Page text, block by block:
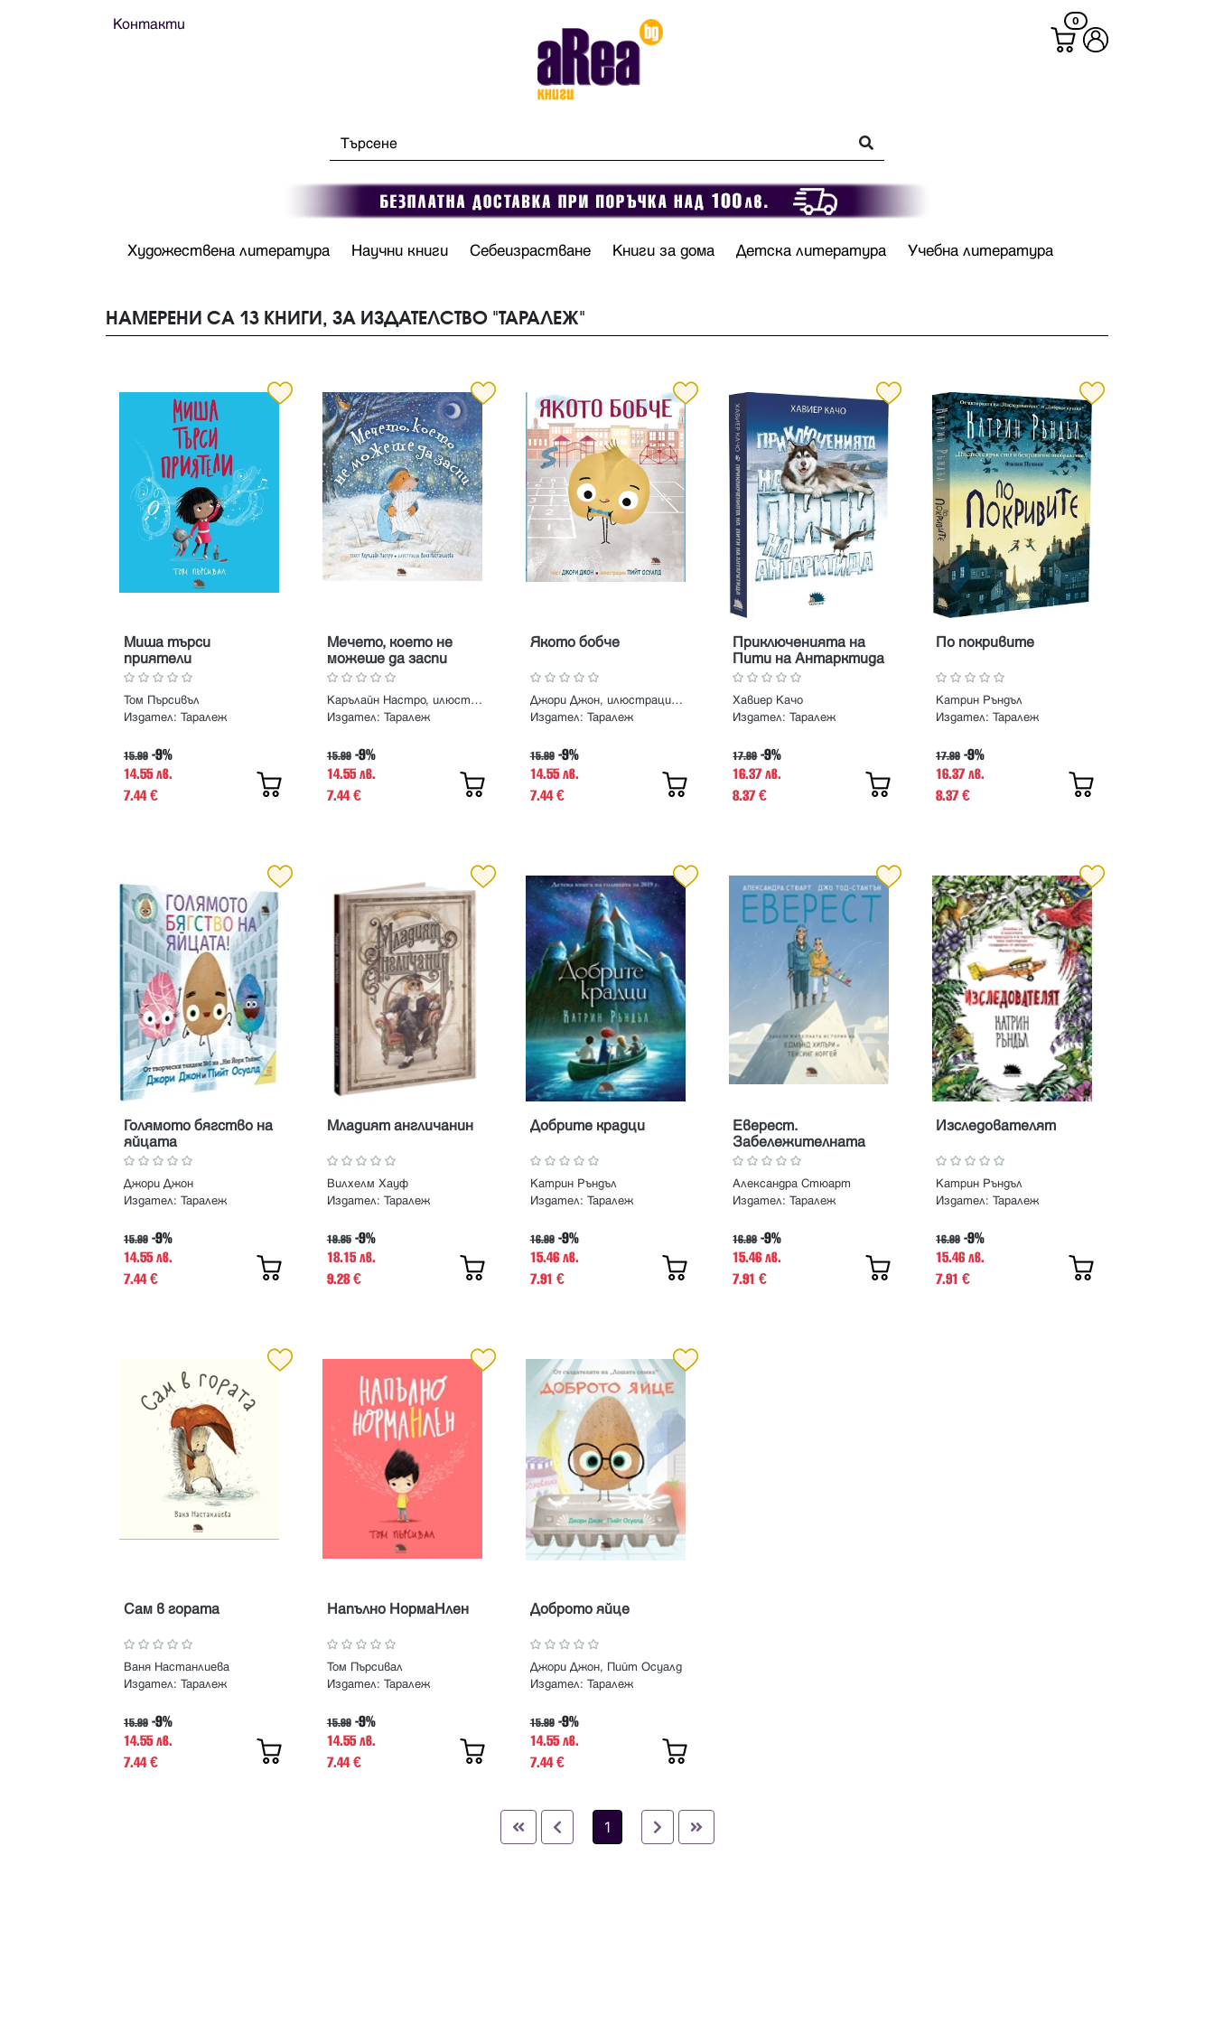
Контакти 0
Художествена литература Научни книги Себеизрастване Книги за дома Детска литература Учебна литература
НАМЕРЕНИ СА 13 КНИГИ, ЗА ИЗДАТЕЛСТВО "ТАРАЛЕЖ"
Миша търси
приятели
Том Пърсивъл
Издател: Таралеж
15.99 -9%
14.55 лв.
7.44€
Мечето, което не
можеше да заспи
Карълайн Настро, илюстрации Ваня Настанлиева
Издател: Таралеж
15.99 -9%
14.55 лв.
7.44€
Якото бобче
Джори Джон, илюстрации Пийт Осуалд
Издател: Таралеж
15.99 -9%
14.55 лв.
7.44€
Приключенията на
Пити на Антарктида
Хавиер Качо
Издател:Таралеж
17.99 -9%
16.37 лв.
8.37€
По покривите
Катрин Ръндъл
Издател:Таралеж
17.99 -9%
16.37 лв.
8.37€
Голямото бягство на
яйцата
Джори Джон
Издател: Таралеж
15.99 -9%
14.55 лв.
7.44€
Младият англичанин
Вилхелм Хауф
Издател: Таралеж
19.95 -9%
18.15 лв.
9.28€
Добрите крадци
Катрин Ръндъл
Издател: Таралеж
16.99 -9%
15.46 лв.
7.91 €
Еверест.
Забележителната
история на Едмънд
Хилъри и Тенсинг
Норгей
Александра Стюарт
Издател:Таралеж
16.99 -9%
15.46 лв.
7.91€
Изследователят
Катрин Ръндъл
Издател:Таралеж
16.99 -9%
15.46 лв.
7.91€
Сам в гората
Ваня Настанлиева
Издател: Таралеж
15.99 -9%
14.55 лв.
7.44€
Напълно НормаНлен
Том Пърсивал
Издател: Таралеж
15.99 -9%
14.55 лв.
7.44€
Доброто яйце
Джори Джон, Пийт Осуалд
Издател: Таралеж
15.99 -9%
14.55 лв.
7.44€
1